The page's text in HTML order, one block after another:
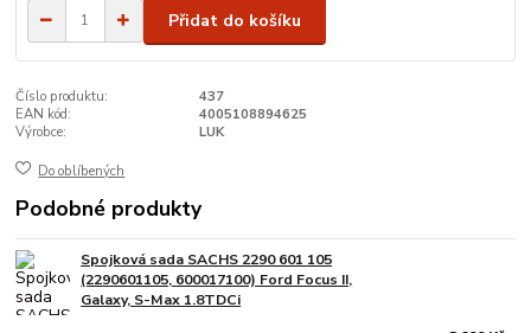
Přidat do košíku
Číslo produktu:
437
EAN kód:
4005108894625
Výrobce:
LUK
Do oblíbených
Podobné produkty
Spojková sada SACHS 2290 601 105
(2290601105, 600017100) Ford Focus II,
Galaxy, S-Max 1.8TDCi